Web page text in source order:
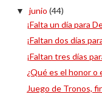
▼ junio (44)
¡Falta un día para
¡Faltan dos días
¡Faltan tres días
¿Qué es el honor o
Juego de Tronos,